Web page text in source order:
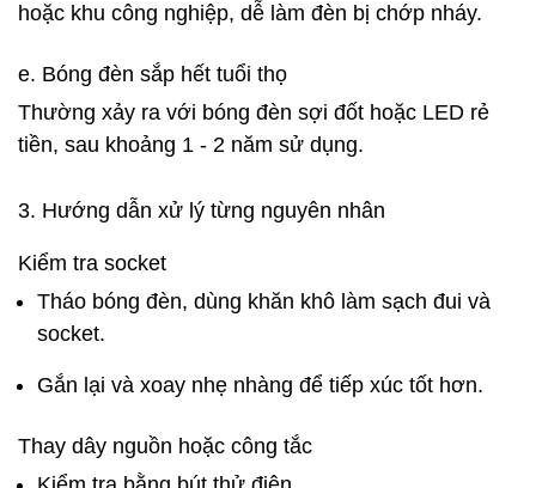
hoặc khu công nghiệp, dễ làm đèn bị chớp nháy.
e. Bóng đèn sắp hết tuổi thọ
Thường xảy ra với bóng đèn sợi đốt hoặc LED rẻ
tiền, sau khoảng 1 - 2 năm sử dụng.
3. Hướng dẫn xử lý từng nguyên nhân
Kiểm tra socket
Tháo bóng đèn, dùng khăn khô làm sạch đui và
socket.
Gắn lại và xoay nhẹ nhàng để tiếp xúc tốt hơn.
Thay dây nguồn hoặc công tắc